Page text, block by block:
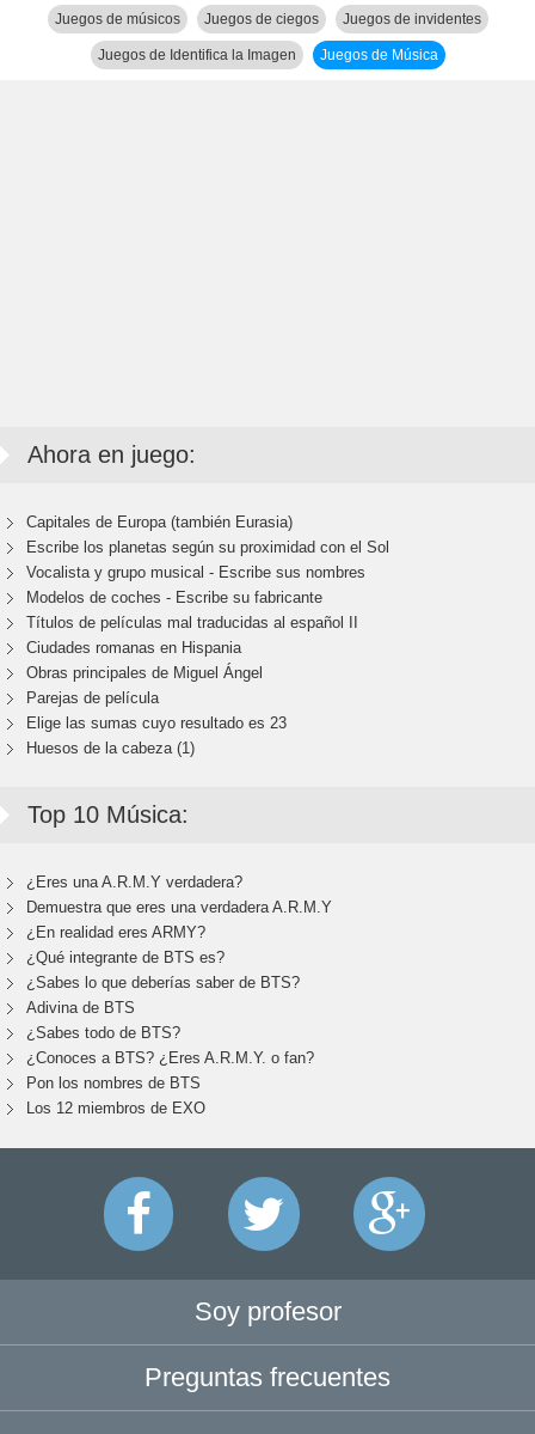
Juegos de músicos Juegos de ciegos Juegos de invidentes
Juegos de Identifica la Imagen Juegos de Música
Ahora en juego:
Capitales de Europa (también Eurasia)
Escribe los planetas según su proximidad con el Sol
Vocalista y grupo musical - Escribe sus nombres
Modelos de coches - Escribe su fabricante
Títulos de películas mal traducidas al español II
Ciudades romanas en Hispania
Obras principales de Miguel Ángel
Parejas de película
Elige las sumas cuyo resultado es 23
Huesos de la cabeza (1)
Top 10 Música:
¿Eres una A.R.M.Y verdadera?
Demuestra que eres una verdadera A.R.M.Y
¿En realidad eres ARMY?
¿Qué integrante de BTS es?
¿Sabes lo que deberías saber de BTS?
Adivina de BTS
¿Sabes todo de BTS?
¿Conoces a BTS? ¿Eres A.R.M.Y. o fan?
Pon los nombres de BTS
Los 12 miembros de EXO
Soy profesor
Preguntas frecuentes